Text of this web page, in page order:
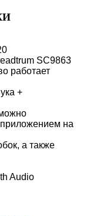
SC9863
работает
+
приложением на
а также
Audio